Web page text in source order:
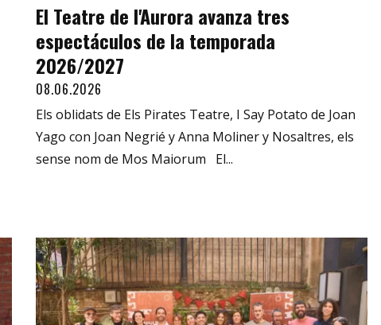
El Teatre de l'Aurora avanza tres
espectáculos de la temporada
2026/2027
08.06.2026
Els oblidats de Els Pirates Teatre, I Say Potato de Joan
Yago con Joan Negrié y Anna Moliner y Nosaltres, els
sense nom de Mos Maiorum El...